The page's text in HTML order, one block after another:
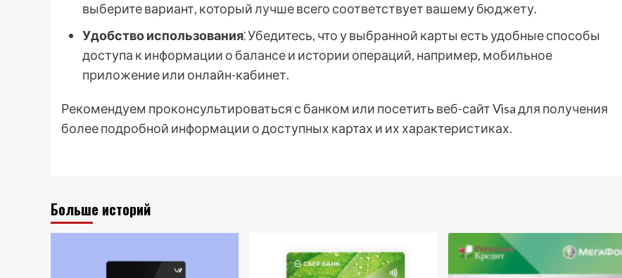
выберите вариант, который лучше всего соответствует вашему бюджету.
Удобство использования⁚ Убедитесь, что у выбранной карты есть удобные способы
доступа к информации о балансе и истории операций, например, мобильное
приложение или онлайн-кабинет.
Рекомендуем проконсультироваться с банком или посетить веб-сайт Visa для получения
более подробной информации о доступных картах и их характеристиках.
Больше историй